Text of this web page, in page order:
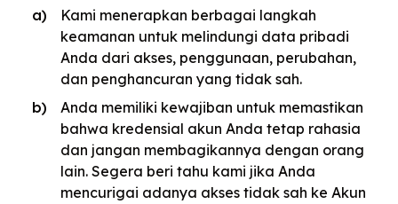
Kami menerapkan berbagai langkah
keamanan untuk melindungi data pribadi
Anda dari akses, penggunaan, perubahan,
dan penghancuran yang tidak sah.
Anda memiliki kewajiban untuk memastikan
bahwa kredensial akun Anda tetap rahasia
dan jangan membagikannya dengan orang
lain. Segera beri tahu kami jika Anda
mencurigai adanya akses tidak sah ke Akun